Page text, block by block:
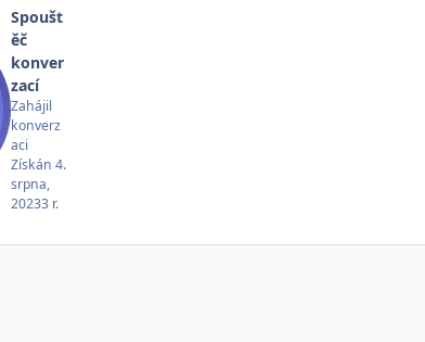
Spoušt
ěč
konver
zací
Zahájil
konverz
aci
Získán 4.
srpna,
20233 r.